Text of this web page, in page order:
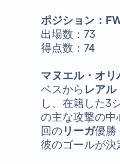
ポジション：
出場数：73
得点数：74
マヌエル・オリ
ベスから レアル
し、在籍した3
の主な攻撃の中
回のリーガ優勝
彼のゴールが決